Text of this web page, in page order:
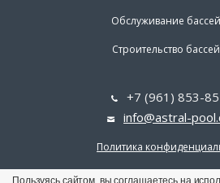
Обслуживание
Строительство
+7 (961) 853-
info@astral-
Политика
Пользуясь сайтом, вы соглашаетесь на